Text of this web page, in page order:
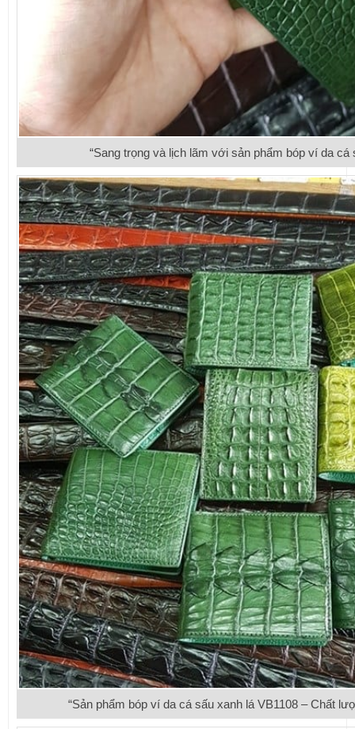
“Sang trọng và lịch lãm với sản phẩm bóp ví da cá
“Sản phẩm bóp ví da cá sấu xanh lá VB1108 – Chất